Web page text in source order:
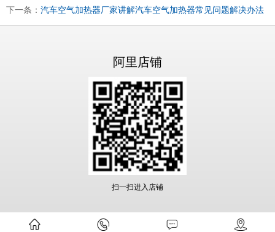
下一条： 汽车空气加热器厂家讲解汽车空气加热器常见问题解决办法
阿里店铺
扫一扫进入店铺